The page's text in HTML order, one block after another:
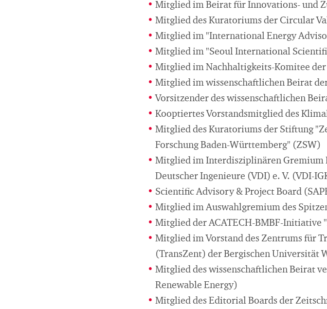
Mitglied im Beirat für Innovations- und
Mitglied des Kuratoriums der Circular
Mitglied im "International Energy
Mitglied im "Seoul International
Mitglied im Nachhaltigkeits-Komitee
Mitglied im wissenschaftlichen Beirat
Vorsitzender des wissenschaftlichen
Kooptiertes Vorstandsmitglied des
Mitglied des Kuratoriums der Stiftung
Forschung Baden-Württemberg" (ZSW)
Mitglied im Interdisziplinären Gremium
Deutscher Ingenieure (VDI) e. V. (VDI-
Scientific Advisory & Project Board
Mitglied im Auswahlgremium des
Mitglied der ACATECH-BMBF-Initiative
Mitglied im Vorstand des Zentrums für
(TransZent) der Bergischen Universität
Mitglied des wissenschaftlichen Beirat
Renewable Energy)
Mitglied des Editorial Boards der